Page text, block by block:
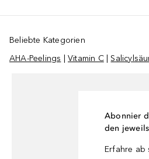
Beliebte Kategorien
AHA-Peelings |Vitamin C|
Abonnier
den
Erfahre ab